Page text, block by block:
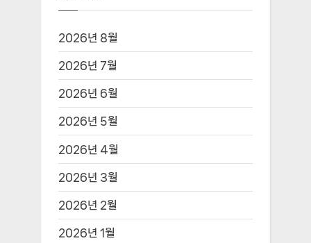
2026년 8월
2026년 7월
2026년 6월
2026년 5월
2026년 4월
2026년 3월
2026년 2월
2026년 1월